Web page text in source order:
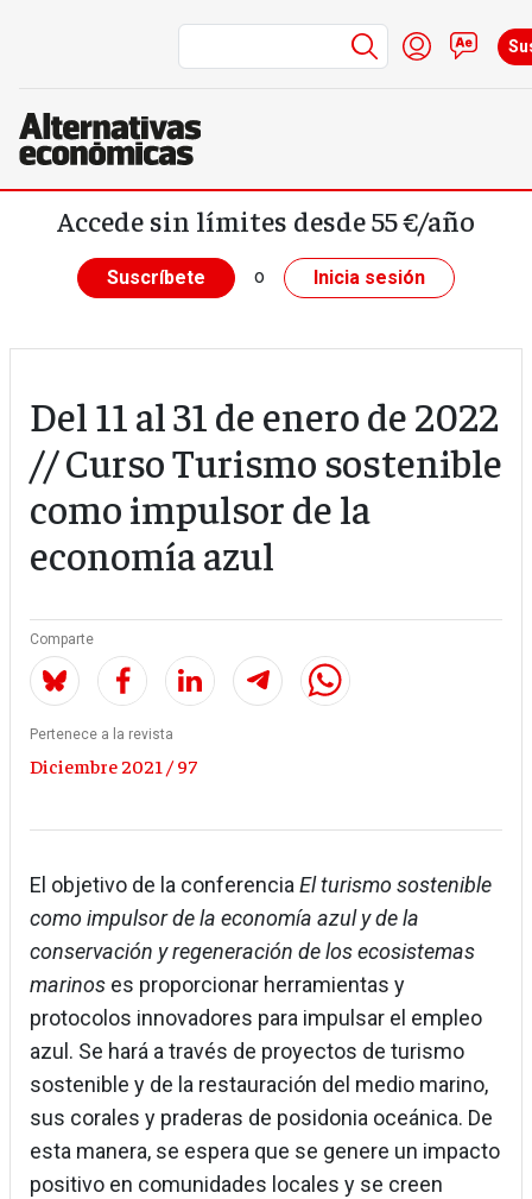
Pasar al contenido principal
Menú de
Iniciar
Accede sin límites desde 55 €/año
Suscríbete o Inicia sesión
Del 11 al 31 de enero de 2022
// Curso Turismo sostenible
como impulsor de la
economía azul
Comparte
Pertenece a la revista
Diciembre 2021 / 97
El objetivo de la conferencia El turismo sostenible
como impulsor de la economía azul y de la
conservación y regeneración de los ecosistemas
marinos es proporcionar herramientas y
protocolos innovadores para impulsar el empleo
azul. Se hará a través de proyectos de turismo
sostenible y de la restauración del medio marino,
sus corales y praderas de posidonia oceánica. De
esta manera, se espera que se genere un impacto
positivo en comunidades locales y se creen